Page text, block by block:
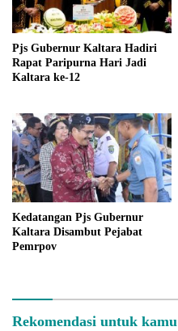
Pjs Gubernur Kaltara Hadiri
Rapat Paripurna Hari Jadi
Kaltara ke-12
Kedatangan Pjs Gubernur
Kaltara Disambut Pejabat
Pemrpov
Rekomendasi untuk kamu